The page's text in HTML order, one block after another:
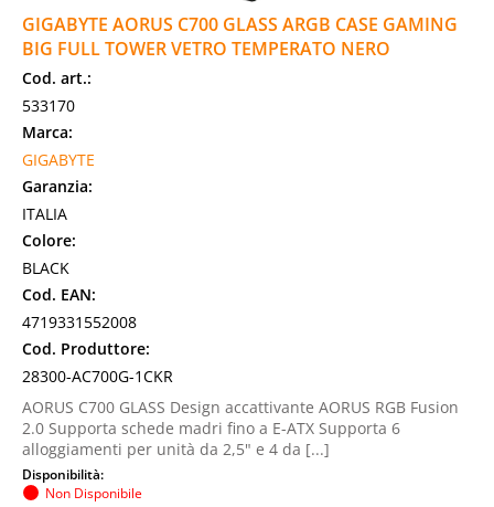
GIGABYTE AORUS C700 GLASS ARGB CASE GAMING
BIG FULL TOWER VETRO TEMPERATO NERO
Cod. art.:
533170
Marca:
GIGABYTE
Garanzia:
ITALIA
Colore:
BLACK
Cod. EAN:
4719331552008
Cod. Produttore:
28300-AC700G-1CKR
AORUS C700 GLASS Design accattivante AORUS RGB Fusion
2.0 Supporta schede madri fino a E-ATX Supporta 6
alloggiamenti per unità da 2,5" e 4 da [...]
Disponibilità:
Non Disponibile